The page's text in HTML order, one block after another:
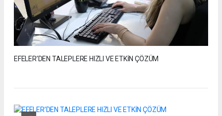
EFELER’DEN TALEPLERE HIZLI VE ETKİN ÇÖZÜM